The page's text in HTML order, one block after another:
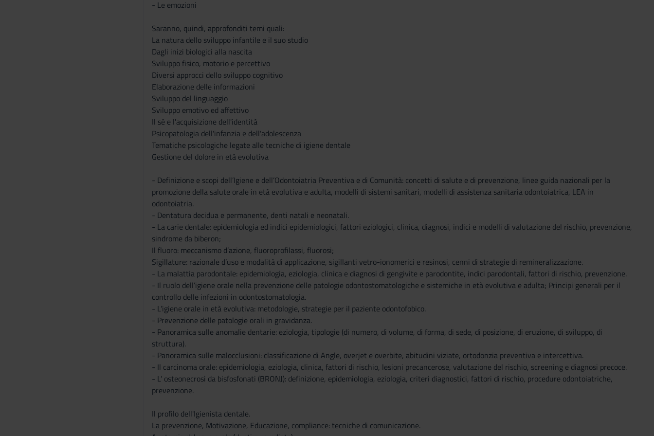
- Le emozioni
Saranno, quindi, approfonditi temi quali:
La natura dello sviluppo infantile e il suo studio
Dagli inizi biologici alla nascita
Sviluppo fisico, motorio e percettivo
Diversi approcci dello sviluppo cognitivo
Elaborazione delle informazioni
Sviluppo del linguaggio
Sviluppo emotivo ed affettivo
Il sé e l'acquisizione dell'identità
Psicopatologia dell'infanzia e dell'adolescenza
Tematiche psicologiche legate alle tecniche di igiene dentale
Gestione del dolore in età evolutiva
- Definizione e scopi dell’Igiene e dell’Odontoiatria Preventiva e di Comunità: concetti di salute e di prevenzione, linee guida nazionali per la
promozione della salute orale in età evolutiva e adulta, modelli di sistemi sanitari, modelli di assistenza sanitaria odontoiatrica, LEA in
odontoiatria.
- Dentatura decidua e permanente, denti natali e neonatali.
- La carie dentale: epidemiologia ed indici epidemiologici, fattori eziologici, clinica, diagnosi, indici e modelli di valutazione del rischio, prevenzione,
sindrome da biberon;
Il fluoro: meccanismo d’azione, fluoroprofilassi, fluorosi;
Sigillature: razionale d’uso e modalità di applicazione, sigillanti vetro-ionomerici e resinosi, cenni di strategie di remineralizzazione.
- La malattia parodontale: epidemiologia, eziologia, clinica e diagnosi di gengivite e parodontite, indici parodontali, fattori di rischio, prevenzione.
- Il ruolo dell’igiene orale nella prevenzione delle patologie odontostomatologiche e sistemiche in età evolutiva e adulta; Principi generali per il
controllo delle infezioni in odontostomatologia.
- L’igiene orale in età evolutiva: metodologie, strategie per il paziente odontofobico.
- Prevenzione delle patologie orali in gravidanza.
- Panoramica sulle anomalie dentarie: eziologia, tipologie (di numero, di volume, di forma, di sede, di posizione, di eruzione, di sviluppo, di
struttura).
- Panoramica sulle malocclusioni: classificazione di Angle, overjet e overbite, abitudini viziate, ortodonzia preventiva e intercettiva.
- Il carcinoma orale: epidemiologia, eziologia, clinica, fattori di rischio, lesioni precancerose, valutazione del rischio, screening e diagnosi precoce.
- L’ osteonecrosi da bisfosfonati (BRONJ): definizione, epidemiologia, eziologia, criteri diagnostici, fattori di rischio, procedure odontoiatriche,
prevenzione.
Il profilo dell'Igienista dentale.
La prevenzione, Motivazione, Educazione, compliance: tecniche di comunicazione.